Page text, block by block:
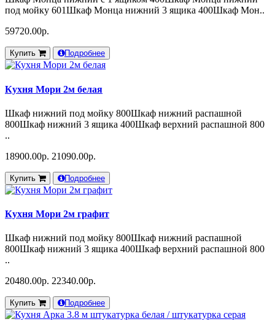
под мойку 601Шкаф Монца нижний 3 ящика 400Шкаф Мон..
59720.00р.
Купить Подробнее
Кухня Мори 2м белая
Шкаф нижний под мойку 800Шкаф нижний распашной
800Шкаф нижний 3 ящика 400Шкаф верхний распашной 800
..
18900.00р. 21090.00р.
Купить Подробнее
Кухня Мори 2м графит
Шкаф нижний под мойку 800Шкаф нижний распашной
800Шкаф нижний 3 ящика 400Шкаф верхний распашной 800
..
20480.00р. 22340.00р.
Купить Подробнее